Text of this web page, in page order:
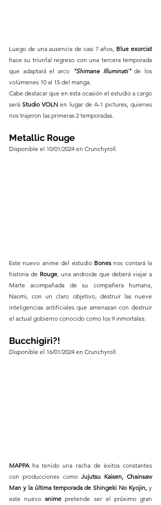
Luego de una ausencia de casi 7 años, Blue exorcist
hace su triunfal regreso con una tercera temporada
que adaptará el arco
"Shimane Illuminati" de los
volúmenes 10 al 15 del manga.
Cabe destacar que en esta ocasión el estudio a cargo
será Studio VOLN en lugar de A-1 pictures, quienes
nos trajeron las primeras 2 temporadas.
Metallic Rouge
Disponible el 10/01/2024 en Crunchyroll.
Este nuevo anime del estudio Bones nos contará la
historia de Rouge , una androide que deberá viajar a
Marte acompañada de su compañera humana,
Naomi, con un claro objetivo, destruir las nueve
inteligencias aritificiales que amenazan con destruir
el actual gobierno conocido como los 9 inmortales.
Bucchigiri?!
Disponible el 16/01/2024 en Crunchyroll.
MAPPA ha tenido una racha de éxitos constantes
con producciones como Jujutsu Kaisen, Chainsaw
Man y la última temporada de Shingeki No Kyojin, y
este nuevo anime pretende ser el próximo gran